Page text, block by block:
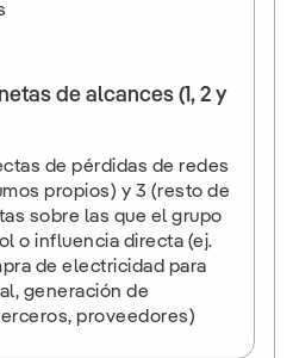
de alcances (1, 2 y
de pérdidas de redes
propios) y 3 (resto de
sobre las que el grupo
o influencia directa (ej.
de electricidad para
generación de
proveedores)